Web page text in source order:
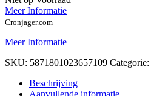
Meer Informatie
Cronjager.com
Meer Informatie
SKU: 5871801023657109 Categorie:
Beschrijving
Aanvullende informatie